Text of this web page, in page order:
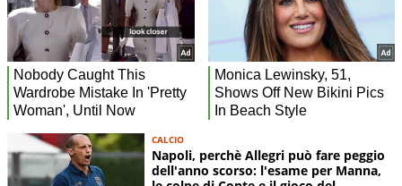
CALCIO
Napoli, perchè Allegri può fare peggio
dell'anno scorso: l'esame per Manna,